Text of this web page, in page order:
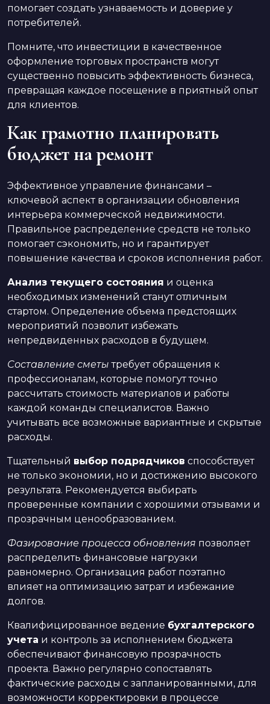
помогает создать узнаваемость и доверие у
потребителей.
Помните, что инвестиции в качественное
оформление торговых пространств могут
существенно повысить эффективность бизнеса,
превращая каждое посещение в приятный опыт
для клиентов.
Как грамотно планировать
бюджет на ремонт
Эффективное управление финансами –
ключевой аспект в организации обновления
интерьера коммерческой недвижимости.
Правильное распределение средств не только
помогает сэкономить, но и гарантирует
повышение качества и сроков исполнения работ.
Анализ текущего состояния и оценка
необходимых изменений станут отличным
стартом. Определение объема предстоящих
мероприятий позволит избежать
непредвиденных расходов в будущем.
Составление сметы требует обращения к
профессионалам, которые помогут точно
рассчитать стоимость материалов и работы
каждой команды специалистов. Важно
учитывать все возможные вариантные и скрытые
расходы.
Тщательный выбор подрядчиков способствует
не только экономии, но и достижению высокого
результата. Рекомендуется выбирать
проверенные компании с хорошими отзывами и
прозрачным ценообразованием.
Фазирование процесса обновления позволяет
распределить финансовые нагрузки
равномерно. Организация работ поэтапно
влияет на оптимизацию затрат и избежание
долгов.
Квалифицированное ведение бухгалтерского
учета и контроль за исполнением бюджета
обеспечивают финансовую прозрачность
проекта. Важно регулярно сопоставлять
фактические расходы с запланированными, для
возможности корректировки в процессе